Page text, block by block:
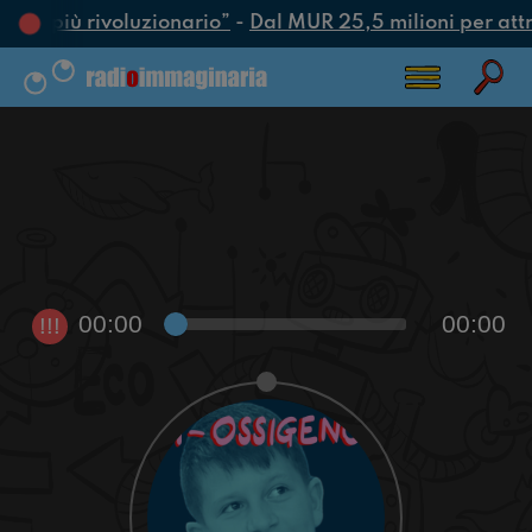
più rivoluzionario”- Dal MUR 25,5 milioni per
!!! 00:00 00:00